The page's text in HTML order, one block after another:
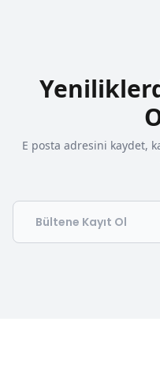
E posta adresini kaydet,
Email